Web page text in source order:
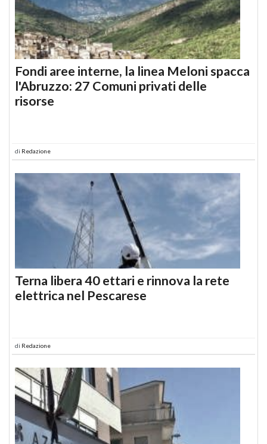
Fondi aree interne, la linea Meloni spacca
l'Abruzzo: 27 Comuni privati delle
risorse
di Redazione
Terna libera 40 ettari e rinnova la rete
elettrica nel Pescarese
di Redazione